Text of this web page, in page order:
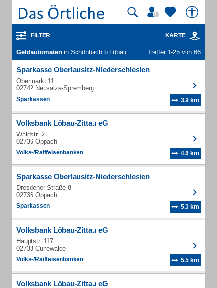
FILTER KARTE
Geldautomaten in Schönbach b Löbau Treffer 1-25 von 66
Sparkasse Oberlausitz-Niederschlesien
Obermarkt 11
02742 Neusalza-Spremberg
Sparkassen 3.9 km
Volksbank Löbau-Zittau eG
Waldstr. 2
02736 Oppach
Volks-/Raiffeisenbanken 4.6 km
Sparkasse Oberlausitz-Niederschlesien
Dresdener Straße 8
02736 Oppach
Sparkassen 5.0 km
Volksbank Löbau-Zittau eG
Hauptstr. 117
02733 Cunewalde
Volks-/Raiffeisenbanken 5.5 km
Volksbank Löbau-Zittau eG